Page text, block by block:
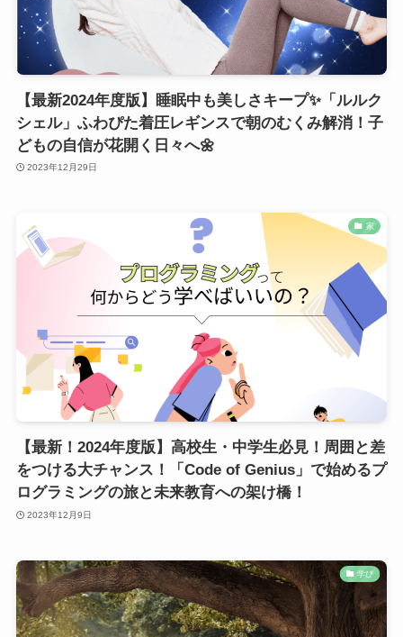
【最新2024年度版】睡眠中も美しさキープ✨「ルルク
シェル」ふわぴた着圧レギンスで朝のむくみ解消！子
どもの自信が花開く日々へ🌼
2023年12月29日
家
【最新！2024年度版】高校生・中学生必見！周囲と差
をつける大チャンス！「Code of Genius」で始めるプ
ログラミングの旅と未来教育への架け橋！
2023年12月9日
学び